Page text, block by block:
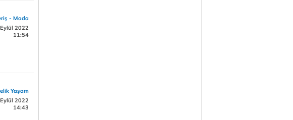
- Moda
2022
11:54
Yaşam
2022
14:43